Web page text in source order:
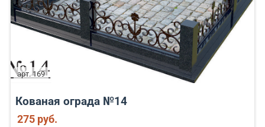
арт. 169
Кованая ограда №14
275 руб.